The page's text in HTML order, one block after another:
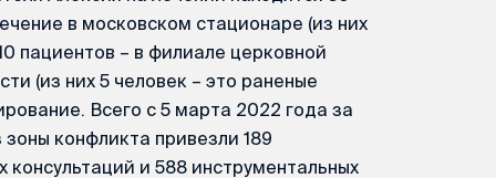
в московском стационаре (из них
пациентов – в филиале церковной
(из них 5 человек – это раненые
Всего с 5 марта 2022 года за
конфликта привезли 189
и 588 инструментальных